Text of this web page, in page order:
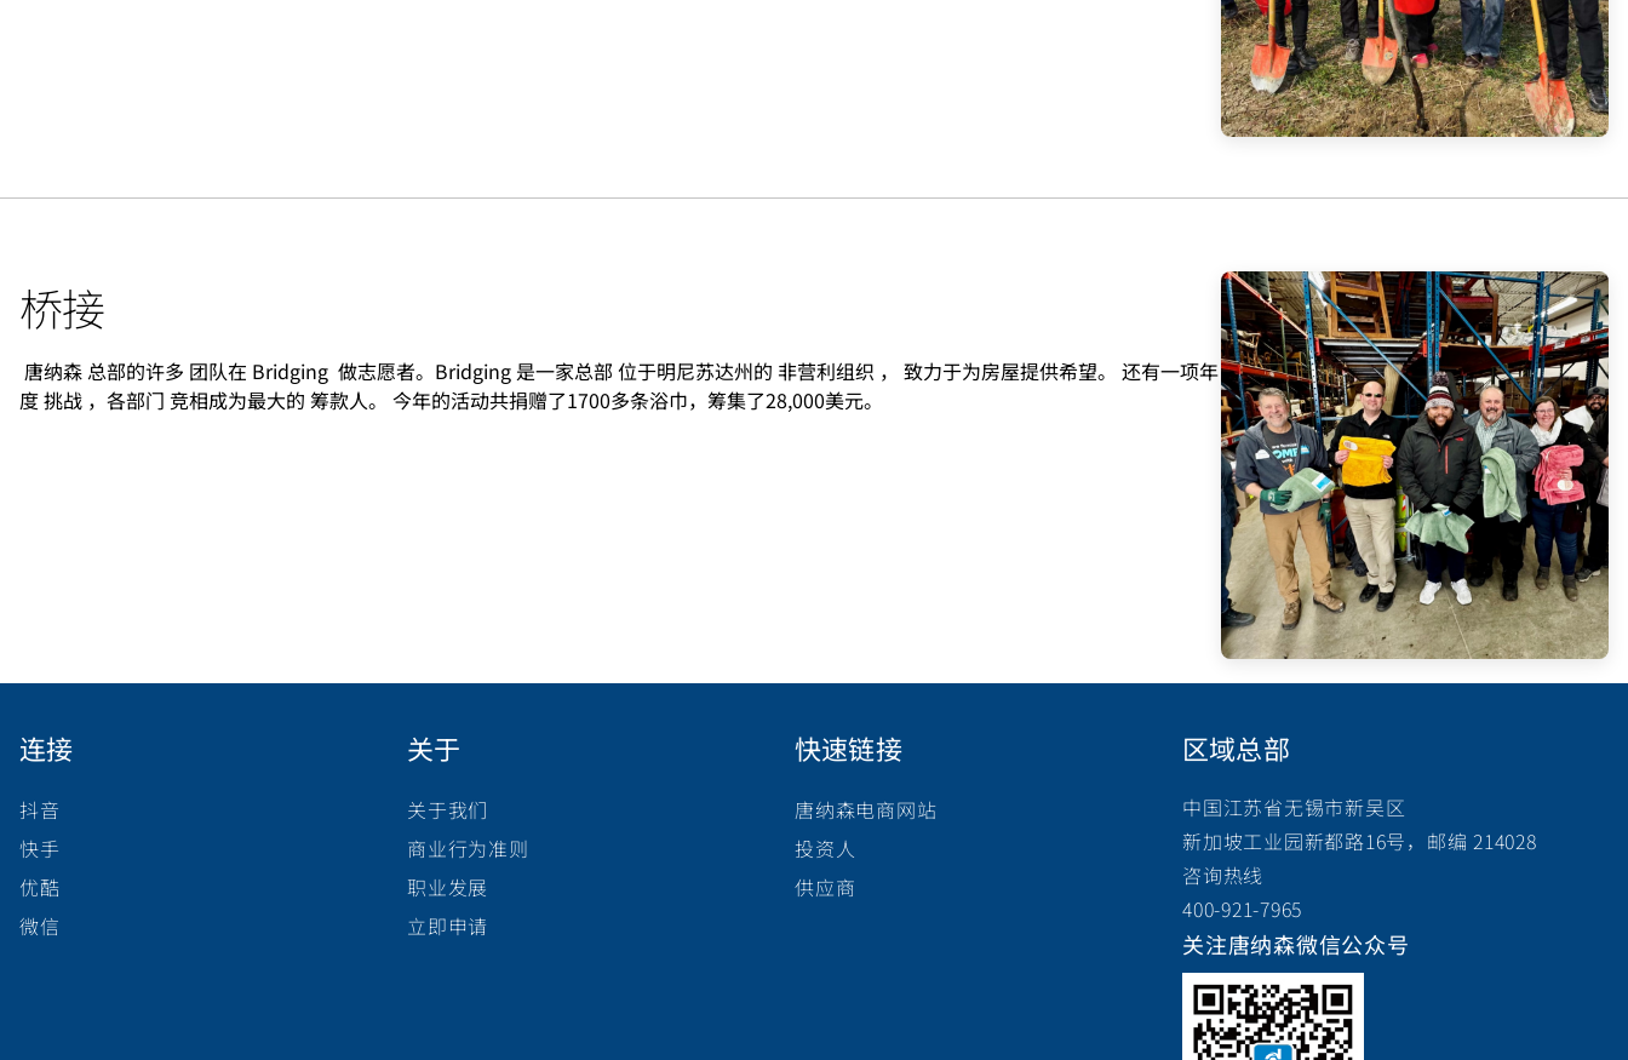
桥接
唐纳森 总部的许多 团队在 Bridging 做志愿者。Bridging 是一家总部 位于明尼苏达州的 非营利组织 ， 致力于为房屋提供希望。 还有一项年
度 挑战 ，各部门 竞相成为最大的 筹款人。 今年的活动共捐赠了1700多条浴巾，筹集了28,000美元。
连接
抖音
快手
优酷
微信
关于
关于我们
商业行为准则
职业发展
立即申请
快速链接
唐纳森电商网站
投资人
供应商
区域总部
中国江苏省无锡市新吴区
新加坡工业园新都路16号，邮编 214028
咨询热线
400-921-7965
关注唐纳森微信公众号